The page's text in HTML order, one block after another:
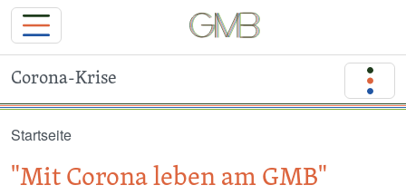
Corona-Krise
Startseite
"Mit Corona leben am GMB"